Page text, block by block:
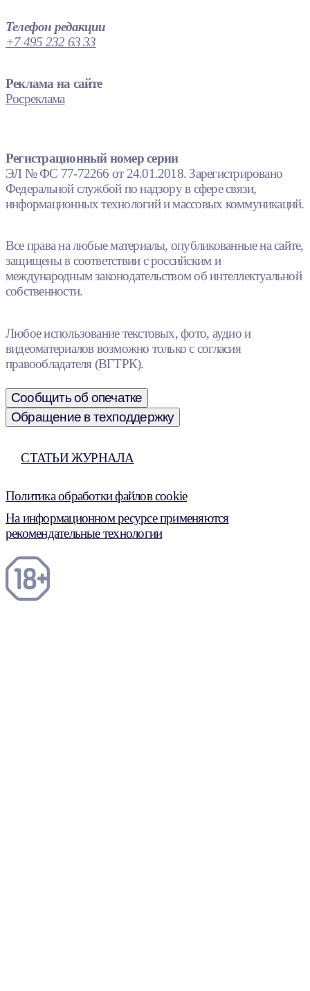
Телефон редакции
+7 495 232 63 33
Реклама на сайте
Росреклама
Регистрационный номер серии
ЭЛ № ФС 77-72266 от 24.01.2018. Зарегистрировано
Федеральной службой по надзору в сфере связи,
информационных технологий и массовых коммуникаций.
Все права на любые материалы, опубликованные на сайте,
защищены в соответствии с российским и
международным законодательством об интеллектуальной
собственности.
Любое использование текстовых, фото, аудио и
видеоматериалов возможно только с согласия
правообладателя (ВГТРК).
Сообщить об опечатке
Обращение в техподдержку
СТАТЬИ ЖУРНАЛА
Политика обработки файлов cookie
На информационном ресурсе применяются
рекомендательные технологии